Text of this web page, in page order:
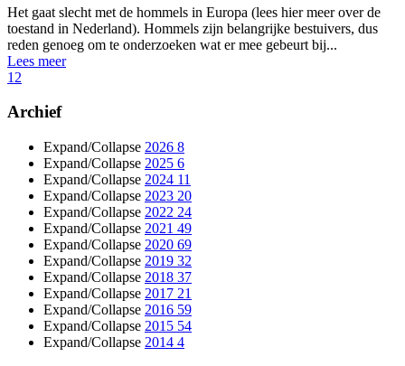
Het gaat slecht met de hommels in Europa (lees hier meer over de
toestand in Nederland). Hommels zijn belangrijke bestuivers, dus
reden genoeg om te onderzoeken wat er mee gebeurt bij...
Lees meer
1 2
Archief
Expand/Collapse 2026 8
Expand/Collapse 2025 6
Expand/Collapse 2024 11
Expand/Collapse 2023 20
Expand/Collapse 2022 24
Expand/Collapse 2021 49
Expand/Collapse 2020 69
Expand/Collapse 2019 32
Expand/Collapse 2018 37
Expand/Collapse 2017 21
Expand/Collapse 2016 59
Expand/Collapse 2015 54
Expand/Collapse 2014 4